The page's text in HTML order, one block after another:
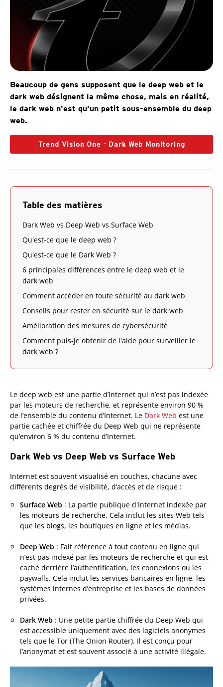
Beaucoup de gens supposent que le deep web et le
dark web désignent la même chose, mais en réalité,
le dark web n'est qu'un petit sous-ensemble du deep
web.
Trend Vision One - Dark Web Monitoring
Table des matières
Dark Web vs Deep Web vs Surface Web
Qu'est-ce que le deep web ?
Qu'est-ce que le Dark Web ?
6 principales différences entre le deep web et le
dark web
Comment accéder en toute sécurité au dark web
Conseils pour rester en sécurité sur le dark web
Amélioration des mesures de cybersécurité
Comment puis-je obtenir de l'aide pour surveiller le
dark web ?
Le deep web est une partie d’Internet qui n’est pas indexée
par les moteurs de recherche, et représente environ 90 %
de l’ensemble du contenu d’Internet. Le Dark Web est une
partie cachée et chiffrée du Deep Web qui ne représente
qu’environ 6 % du contenu d’Internet.
Dark Web vs Deep Web vs Surface Web
Internet est souvent visualisé en couches, chacune avec
différents degrés de visibilité, d’accès et de risque :
Surface Web : La partie publique d'Internet indexée par
les moteurs de recherche. Cela inclut les sites Web tels
que les blogs, les boutiques en ligne et les médias.
Deep Web : Fait référence à tout contenu en ligne qui
n’est pas indexé par les moteurs de recherche et qui est
caché derrière l’authentification, les connexions ou les
paywalls. Cela inclut les services bancaires en ligne, les
systèmes internes d’entreprise et les bases de données
privées.
Dark Web : Une petite partie chiffrée du Deep Web qui
est accessible uniquement avec des logiciels anonymes
tels que le Tor (The Onion Router). Il est conçu pour
l’anonymat et est souvent associé à une activité illégale.